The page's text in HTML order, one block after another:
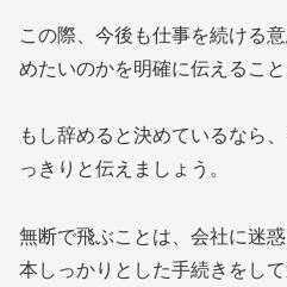
この際、今後も仕事を続ける
めたいのかを明確に伝えること
もし辞めると決めているなら
っきりと伝えましょう。
無断で飛ぶことは、会社に迷
本しっかりとした手続きをし